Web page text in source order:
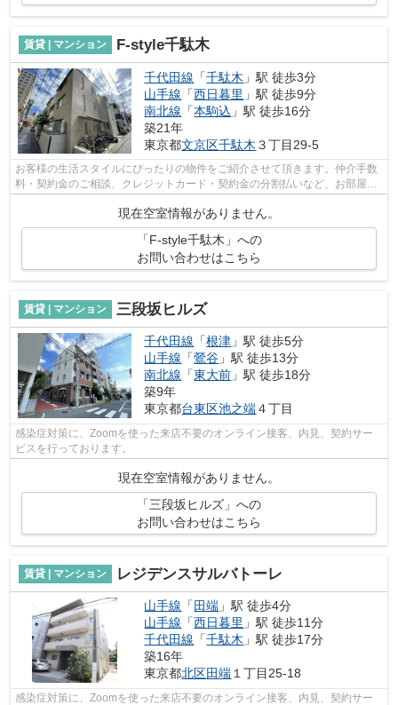
賃貸 | マンション F-style千駄木
千代田線 「千駄木 」駅 徒歩3分
山手線 「西日暮里 」駅 徒歩9分
南北線 「本駒込 」駅 徒歩16分
築21年
東京都文京区千駄木 ３丁目29-5
お客様の生活スタイルにぴったりの物件をご紹介させて頂きます。仲介手数
料・契約金のご相談、クレジットカード・契約金の分割払いなど、お部屋探
現在空室情報がありません。
「F-style千駄木」への
お問い合わせはこちら
賃貸 | マンション 三段坂ヒルズ
千代田線 「根津 」駅 徒歩5分
山手線 「鶯谷 」駅 徒歩13分
南北線 「東大前 」駅 徒歩18分
築9年
東京都台東区池之端４丁目
感染症対策に、Zoomを使った来店不要のオンライン接客、内見、契約サー
ビスを行っております。
現在空室情報がありません。
「三段坂ヒルズ」への
お問い合わせはこちら
賃貸 | マンション レジデンスサルバトーレ
山手線 「 田端 」駅 徒歩4分
山手線 「西日暮里 」駅 徒歩11分
千代田線 「千駄木 」駅 徒歩17分
築16年
東京都北区田端 １丁目25-18
感染症対策に、Zoomを使った来店不要のオンライン接客、内見、契約サー